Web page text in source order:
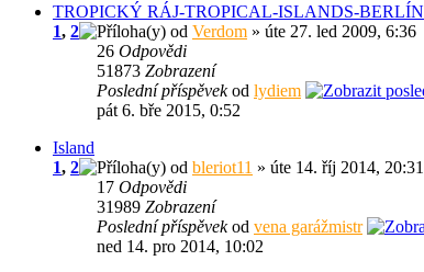
TROPICKÝ RÁJ-TROPICAL-ISLANDS-BERLÍN
1, 2 od Verdom » úte 27. led 2009, 6:36
26 Odpovědi
51873 Zobrazení
Poslední příspěvekod lydiem
pát 6. bře 2015, 0:52
Island
1, 2 od bleriot11 » úte 14. říj 2014, 20:31
17 Odpovědi
31989 Zobrazení
Poslední příspěvekod vena garážmistr
ned 14. pro 2014, 10:02